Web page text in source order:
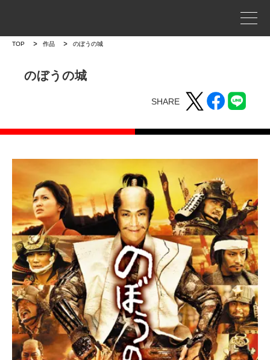
TOP 作品 のぼうの城
のぼうの城
SHARE
事業案内
プロジェクトストーリー
作品トップ
ラインナップ
ニュース一覧
お問い合わせ